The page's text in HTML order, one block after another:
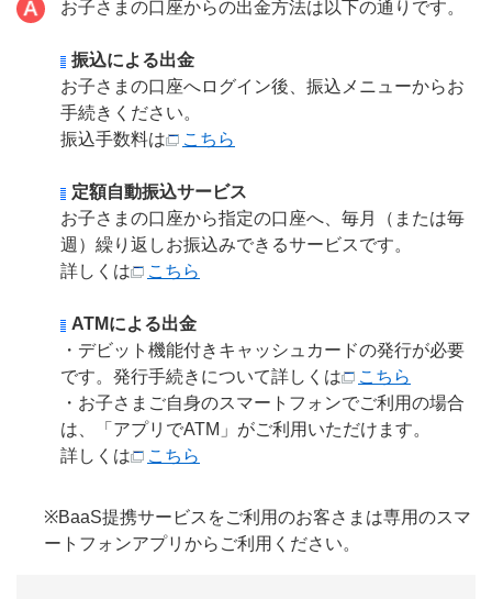
お子さまの口座からの出金方法は以下の通りです。
振込による出金
お子さまの口座へログイン後、振込メニューからお
手続きください。
振込手数料は
こちら
定額自動振込サービス
お子さまの口座から指定の口座へ、毎月（または毎
週）繰り返しお振込みできるサービスです。
詳しくは
こちら
ATMによる出金
・デビット機能付きキャッシュカードの発行が必要
です。発行手続きについて詳しくは
こちら
・お子さまご自身のスマートフォンでご利用の場合
は、「アプリでATM」がご利用いただけます。
詳しくは
こちら
※BaaS提携サービスをご利用のお客さまは専用のスマ
ートフォンアプリからご利用ください。